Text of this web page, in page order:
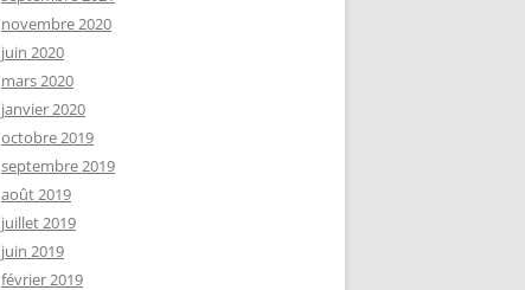
novembre 2020
juin 2020
mars 2020
janvier 2020
octobre 2019
septembre 2019
août 2019
juillet 2019
juin 2019
février 2019